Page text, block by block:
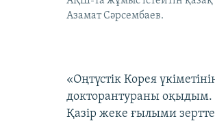
Азамат Сәрсембаев.
«Оңтүстік Корея
докторантураны оқыдым.
Қазір жеке ғылыми